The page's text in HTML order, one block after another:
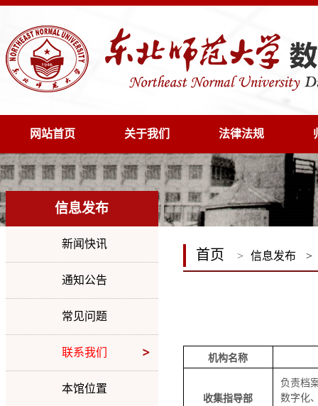
网站首页 关于我们 法律法规
信息发布
新闻快讯
通知公告
常见问题
联系我们
本馆位置
首页 > 信息发布 >
机构名称
收集指导部
负责档
数字化